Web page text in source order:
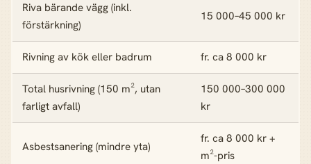
Riva bärande vägg (inkl.
förstärkning)
15 000–45 000 kr
Rivning av kök eller badrum fr. ca 8 000 kr
Total husrivning (150 m², utan
farligt avfall)
150 000–300 000
kr
Asbestsanering (mindre yta)
fr. ca 8 000 kr +
m²-pris